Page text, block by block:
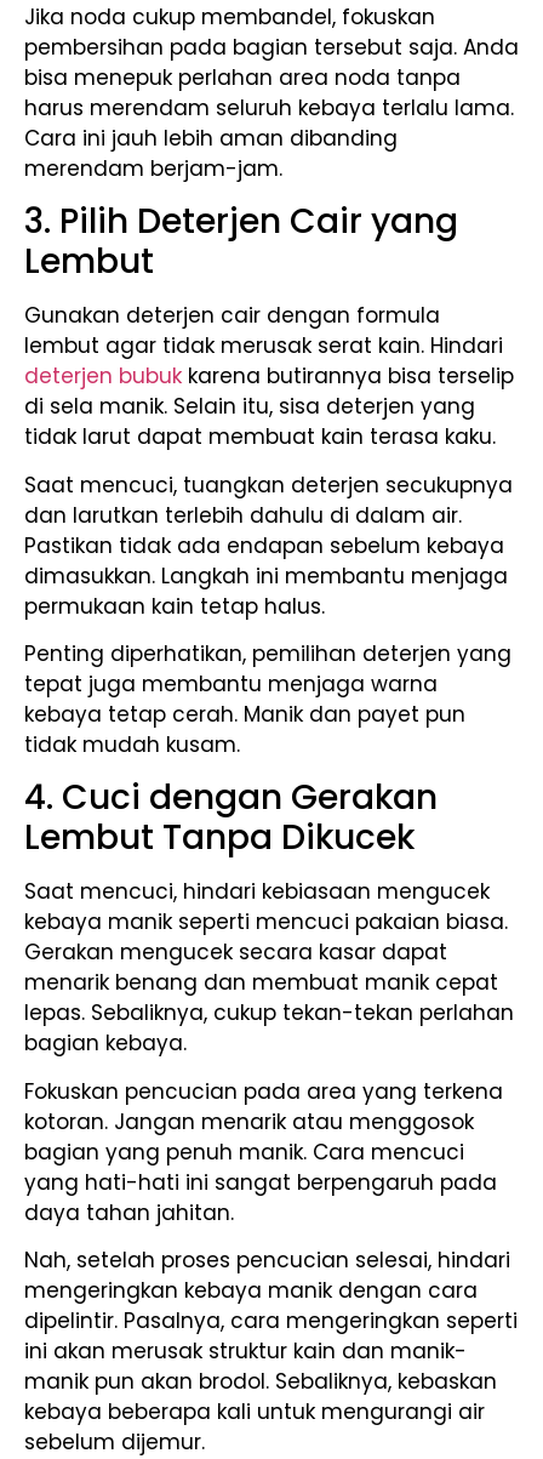
Jika noda cukup membandel, fokuskan
pembersihan pada bagian tersebut saja. Anda
bisa menepuk perlahan area noda tanpa
harus merendam seluruh kebaya terlalu lama.
Cara ini jauh lebih aman dibanding
merendam berjam-jam.
3. Pilih Deterjen Cair yang
Lembut
Gunakan deterjen cair dengan formula
lembut agar tidak merusak serat kain. Hindari
deterjen bubuk karena butirannya bisa terselip
di sela manik. Selain itu, sisa deterjen yang
tidak larut dapat membuat kain terasa kaku.
Saat mencuci, tuangkan deterjen secukupnya
dan larutkan terlebih dahulu di dalam air.
Pastikan tidak ada endapan sebelum kebaya
dimasukkan. Langkah ini membantu menjaga
permukaan kain tetap halus.
Penting diperhatikan, pemilihan deterjen yang
tepat juga membantu menjaga warna
kebaya tetap cerah. Manik dan payet pun
tidak mudah kusam.
4. Cuci dengan Gerakan
Lembut Tanpa Dikucek
Saat mencuci, hindari kebiasaan mengucek
kebaya manik seperti mencuci pakaian biasa.
Gerakan mengucek secara kasar dapat
menarik benang dan membuat manik cepat
lepas. Sebaliknya, cukup tekan-tekan perlahan
bagian kebaya.
Fokuskan pencucian pada area yang terkena
kotoran. Jangan menarik atau menggosok
bagian yang penuh manik. Cara mencuci
yang hati-hati ini sangat berpengaruh pada
daya tahan jahitan.
Nah, setelah proses pencucian selesai, hindari
mengeringkan kebaya manik dengan cara
dipelintir. Pasalnya, cara mengeringkan seperti
ini akan merusak struktur kain dan manik-
manik pun akan brodol. Sebaliknya, kebaskan
kebaya beberapa kali untuk mengurangi air
sebelum dijemur.